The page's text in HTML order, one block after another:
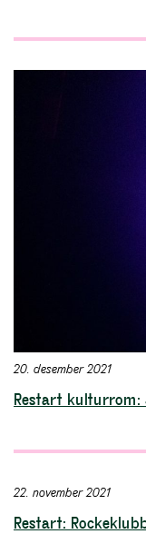
20. desember 2021
Restart kulturrom:
22. november 2021
Restart: